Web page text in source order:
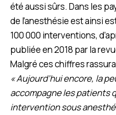
été aussi sûrs. Dans les
de l’anesthésie est ainsi
100 000 interventions,
publiée en 2018 par la
Malgré ces chiffres
« Aujourd’hui encore, la
accompagne les patients
intervention sous